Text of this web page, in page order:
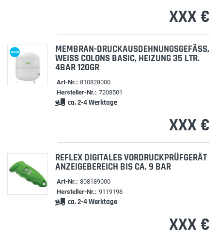
XXX €
AKTION MEMBRAN-DRUCKAUSDEHNUNGSGEFÄSS, W
EISS COLONS BASIC, HEIZUNG 35 LTR. 4B
AR 120GR
Art-Nr.: 810828000
Hersteller-Nr.: 7208501
ca. 2-4 Werktage
XXX €
REFLEX DIGITALES VORDRUCKPRÜFGERÄT
ANZEIGEBEREICH BIS CA. 9 BAR
Art-Nr.: 808189000
Hersteller-Nr.: 9119198
ca. 2-4 Werktage
XXX €